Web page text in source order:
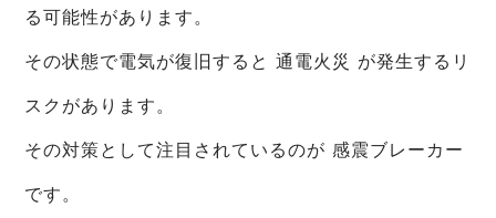
る可能性があります。
その状態で電気が復旧すると 通電火災 が発生するリ
スクがあります。
その対策として注目されているのが 感震ブレーカー
です。